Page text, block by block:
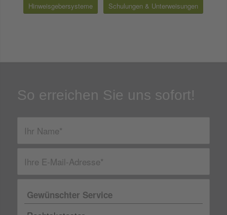
Hinweisgebersysteme Schulungen & Unterweisungen
So erreichen Sie uns sofort!